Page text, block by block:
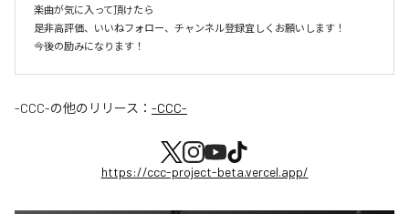
楽曲が気に入って頂けたら
是非高評価、いいねフォロー、チャンネル登録宜しくお願いします！
今後の励みになります！
-CCC-の他のリリース： -CCC-
https://ccc-project-beta.vercel.app/